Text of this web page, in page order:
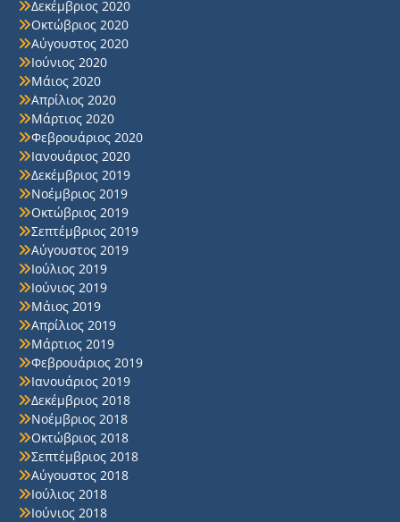
Δεκέμβριος 2020
Οκτώβριος 2020
Αύγουστος 2020
Ιούνιος 2020
Μάιος 2020
Απρίλιος 2020
Μάρτιος 2020
Φεβρουάριος 2020
Ιανουάριος 2020
Δεκέμβριος 2019
Νοέμβριος 2019
Οκτώβριος 2019
Σεπτέμβριος 2019
Αύγουστος 2019
Ιούλιος 2019
Ιούνιος 2019
Μάιος 2019
Απρίλιος 2019
Μάρτιος 2019
Φεβρουάριος 2019
Ιανουάριος 2019
Δεκέμβριος 2018
Νοέμβριος 2018
Οκτώβριος 2018
Σεπτέμβριος 2018
Αύγουστος 2018
Ιούλιος 2018
Ιούνιος 2018